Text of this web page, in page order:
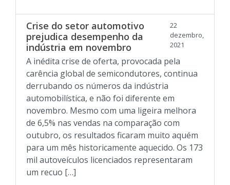
Crise do setor automotivo
prejudica desempenho da
indústria em novembro
22
dezembro,
2021
A inédita crise de oferta, provocada pela
carência global de semicondutores, continua
derrubando os números da indústria
automobilística, e não foi diferente em
novembro. Mesmo com uma ligeira melhora
de 6,5% nas vendas na comparação com
outubro, os resultados ficaram muito aquém
para um mês historicamente aquecido. Os 173
mil autoveículos licenciados representaram
um recuo […]